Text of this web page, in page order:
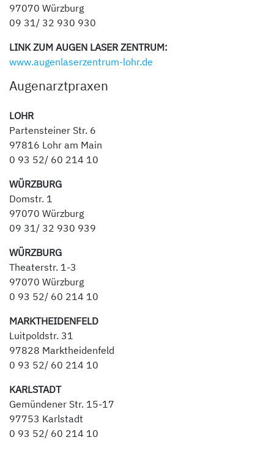
97070 Würzburg
09 31/ 32 930 930
LINK ZUM AUGEN LASER ZENTRUM:
www.augenlaserzentrum-lohr.de
Augenarztpraxen
LOHR
Partensteiner Str. 6
97816 Lohr am Main
0 93 52/ 60 214 10
WÜRZBURG
Domstr. 1
97070 Würzburg
09 31/ 32 930 939
WÜRZBURG
Theaterstr. 1-3
97070 Würzburg
0 93 52/ 60 214 10
MARKTHEIDENFELD
Luitpoldstr. 31
97828 Marktheidenfeld
0 93 52/ 60 214 10
KARLSTADT
Gemündener Str. 15-17
97753 Karlstadt
0 93 52/ 60 214 10